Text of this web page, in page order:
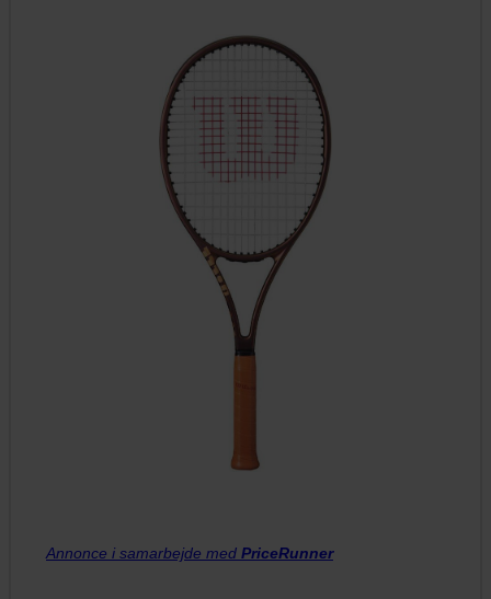
Annonce i samarbejde med PriceRunner